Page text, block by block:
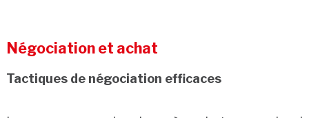
Négociation et achat
Tactiques de négociation efficaces